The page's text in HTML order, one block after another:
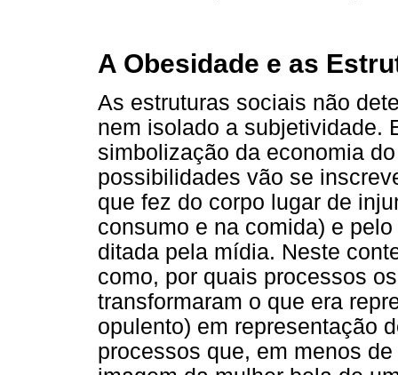
A Obesidade e as
As estruturas sociais não
nem isolado a subjetividade.
simbolização da economia
possibilidades vão se
que fez do corpo lugar de
consumo e na comida) e
ditada pela mídia. Neste
como, por quais processos
transformaram o que era
opulento) em representação
processos que, em menos